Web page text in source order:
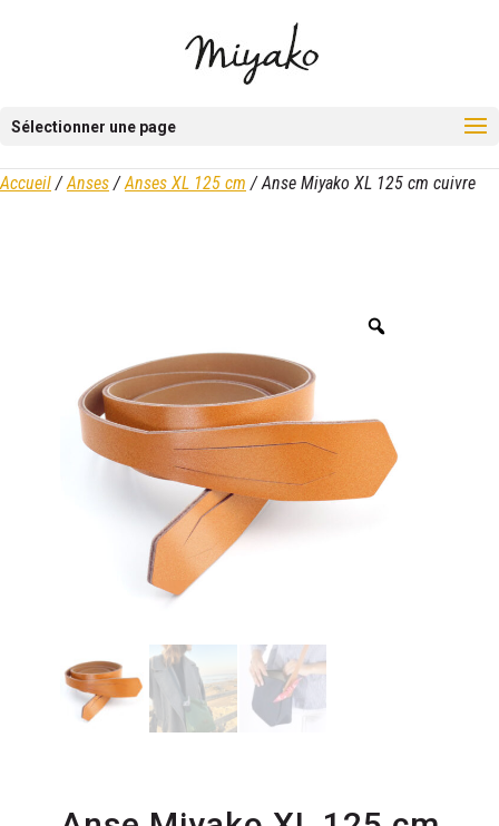
Sélectionner une page
Accueil/Anses/Anses XL 125 cm / Anse Miyako XL 125 cm cuivre